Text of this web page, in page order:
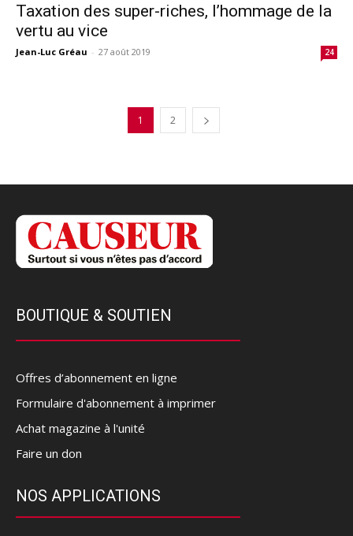
Taxation des super-riches, l’hommage de la
vertu au vice
Jean-Luc Gréau - 27 août 2019 24
1 2
BOUTIQUE & SOUTIEN
Offres d’abonnement en ligne
Formulaire d'abonnement à imprimer
Achat magazine à l'unité
Faire un don
NOS APPLICATIONS